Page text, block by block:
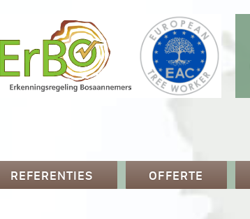
REFERENTIES OFFERTE